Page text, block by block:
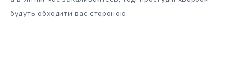
будуть обходити вас стороною.